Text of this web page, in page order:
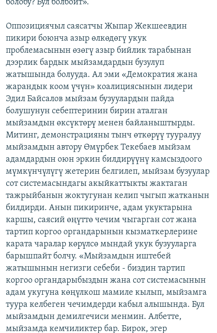
болобу? Бул болбойт».
Оппозициячыл саясатчы Жыпар Жекшеевдин
пикири боюнча азыр өлкөдөгү укук
проблемасынын өзөгү азыр бийлик тарабынан
дээрлик бардык мыйзамдардын бузулуп
жатышында болууда. Ал эми «Демократия жана
жарандык коом үчүн» коалициясынын лидери
Эдил Байсалов мыйзам бузуулардын пайда
болушунун себептеринин бирин аталган
мыйзамдын өксүктөрү менен байланыштырды.
Митинг, демонстрацияны тынч өткөрүү тууралуу
мыйзамдын автору Өмүрбек Текебаев мыйзам
адамдардын оюн эркин билдирүүнү камсыздоого
мүмкүнчүлүгү жетерин белгилеп, мыйзам бузуулар
сот системасындагы акыйкаттыкты жактаган
тажрыйбанын жоктугунан келип чыгып жатканын
билдирди. Анын пикиринче, адам укуктарына
каршы, саясий өңүттө чечим чыгарган сот жана
тартип коргоо органдарынын кызматкерлерине
карата чаралар көрүлсө мындай укук бузууларга
барышпайт болчу. «Мыйзамдын иштебей
жатышынын негизги себеби - биздин тартип
коргоо органдарыбыздын жана сот системасынын
адам укугуна көңүлкош мамиле кылып, мыйзамга
туура келбеген чечимдерди кабыл алышында. Бул
мыйзамдын демилгечиси менмин. Албетте,
мыйзамда кемчиликтер бар. Бирок, эгер